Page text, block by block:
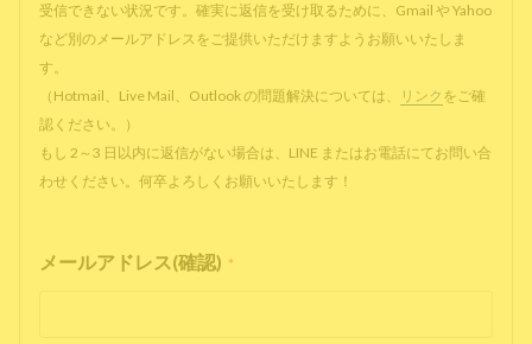
受信できない状況です。確実に返信を受け取るために、Gmail や Yahoo
など別のメールアドレスをご提供いただけますようお願いいたしま
す。
（Hotmail、Live Mail、Outlook の問題解決については、
リンク をご確
認ください。）
もし 2～3 日以内に返信がない場合は、LINE またはお電話にてお問い合
わせください。何卒よろしくお願いいたします！
メールアドレス(確認) *